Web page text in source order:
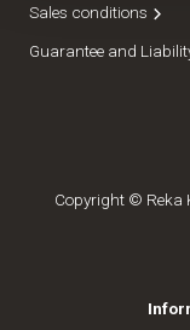
Sales conditions
Guarantee and
Copyright © Reka